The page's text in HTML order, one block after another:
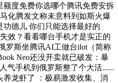
额度免费你选哪个腾讯免费安拆
化腾发文称未意料到如斯火爆
德儿 你们只能选择最好的
效？看看哪台手机才是实正的
罗斯坐腾讯AI工做台ilot（简称
Neo还没开卖就已破发：暴
气手机到俄罗斯整了个大活......
龙虾了 ：极易激发收集、消